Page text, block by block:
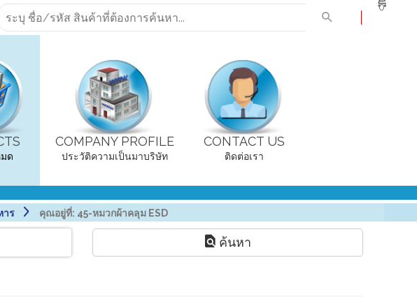
0
ด
COMPANY PROFILE
ประวัติความเป็นมาบริษัท
CONTACT US
ติดต่อเรา
าร คุณอยู่ที่: 45-หมวกผ้าคลุม ESD
ค้นหา